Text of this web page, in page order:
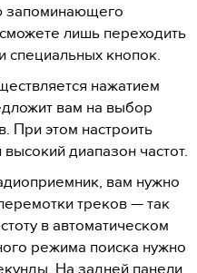
запоминающего
лишь переходить
специальных кнопок.
нажатием
вам на выбор
При этом настроить
диапазон частот.
вам нужно
треков — так
в автоматическом
режима поиска нужно
На задней панели